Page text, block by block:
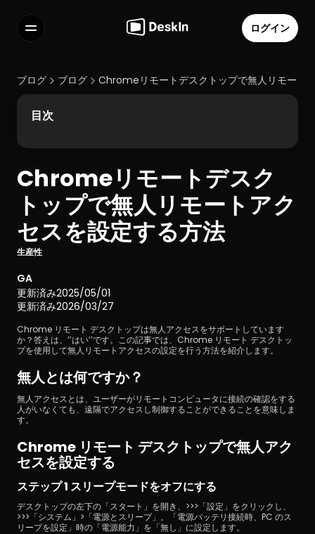
よくある質問
Select Language
利用規約
個人情報の取り扱いについて
ログイン
ブログ ブログ Chromeリモートデスクトップで無人リモート
Chromeリモートデスク
トップで無人リモートアク
セスを設定する方法
生産性
GA
更新済み2025/05/01
更新済み2026/03/27
Chrome リモート デスクトップは無人アクセスをサポートしています
か？答えは、’’はい’’です。この記事では、Chrome リモート デスクトッ
プを使用して無人リモートアクセスの設定を行う方法を紹介します。
無人とは何ですか？
無人アクセスとは、ユーザーがリモートコンピュータに接続の確認をする
人がいなくても、遠隔でアクセスし制御することができることを意味しま
す。
Chrome リモート デスクトップで無人アク
セスを設定する
ステップ 1 スリープモードをオフにする
デスクトップの左下の「スタート」を開き、>>>「設定」をクリックし、
>>>「システム」>「電源とスリープ」。「電源バッテリ接続時、PC のス
リープを設定」時の「電源能力」を「無し」に設定します。
目次